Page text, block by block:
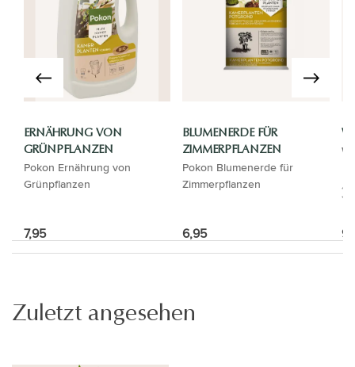
ERNÄHRUNG VON
GRÜNPFLANZEN
Pokon Ernährung von
Grünpflanzen
7,95
BLUMENERDE FÜR
ZIMMERPFLANZEN
Pokon Blumenerde für
Zimmerpflanzen
6,95
Zuletzt angesehen